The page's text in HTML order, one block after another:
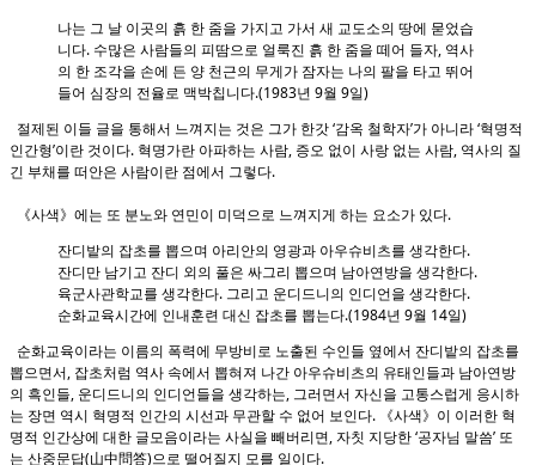
나는 그 날 이곳의 흙 한 줌을 가지고 가서 새 교도소의 땅에 묻었습
니다. 수많은 사람들의 피땀으로 얼룩진 흙 한 줌을 떼어 들자, 역사
의 한 조각을 손에 든 양 천근의 무게가 잠자는 나의 팔을 타고 뛰어
들어 심장의 전율로 맥박칩니다.(1983년 9월 9일)
절제된 이들 글을 통해서 느껴지는 것은 그가 한갓 ‘감옥 철학자’가 아니라 ‘혁명적
인간형’이란 것이다. 혁명가란 아파하는 사람, 증오 없이 사랑 없는 사람, 역사의 질
긴 부채를 떠안은 사람이란 점에서 그렇다.
《사색》에는 또 분노와 연민이 미덕으로 느껴지게 하는 요소가 있다.
잔디밭의 잡초를 뽑으며 아리안의 영광과 아우슈비츠를 생각한다.
잔디만 남기고 잔디 외의 풀은 싸그리 뽑으며 남아연방을 생각한다.
육군사관학교를 생각한다. 그리고 운디드니의 인디언을 생각한다.
순화교육시간에 인내훈련 대신 잡초를 뽑는다.(1984년 9월 14일)
순화교육이라는 이름의 폭력에 무방비로 노출된 수인들 옆에서 잔디밭의 잡초를
뽑으면서, 잡초처럼 역사 속에서 뽑혀져 나간 아우슈비츠의 유태인들과 남아연방
의 흑인들, 운디드니의 인디언들을 생각하는, 그러면서 자신을 고통스럽게 응시하
는 장면 역시 혁명적 인간의 시선과 무관할 수 없어 보인다. 《사색》이 이러한 혁
명적 인간상에 대한 글모음이라는 사실을 빼버리면, 자칫 지당한 ‘공자님 말씀’ 또
는 산중문답(山中問答)으로 떨어질지 모를 일이다.